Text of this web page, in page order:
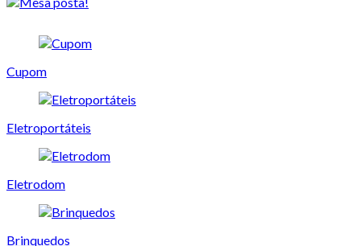
Cupom
Eletroportáteis
Eletrodom
Brinquedos